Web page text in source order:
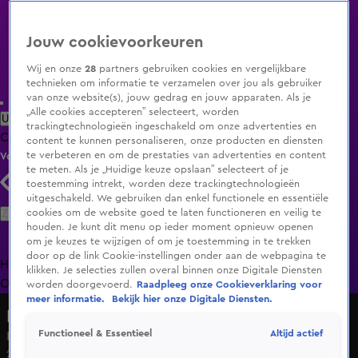
Uitzending Gemist Populaire programma's Zenders Genres
ClipsFilmsRadioSmart TV inlogShop
Volg KIJK
Zoeken
HomeUitzending Gemist Programma's De Bondgenoten
OranjezomerLivestreamsShop
Hoe is het nu met Zee van Paradise Hotel?
22 nov 2024, 11:22
Jouw cookievoorkeuren
Wij en onze28 partners gebruiken cookies en vergelijkbare
technieken om informatie te verzamelen over jou als gebruiker
van onze website(s), jouw gedrag en jouw apparaten. Als je
„Alle cookies accepteren” selecteert, worden
trackingtechnologieën ingeschakeld om onze advertenties en
content te kunnen personaliseren, onze producten en diensten
te verbeteren en om de prestaties van advertenties en content
te meten. Als je „Huidige keuze opslaan” selecteert of je
toestemming intrekt, worden deze trackingtechnologieën
uitgeschakeld. We gebruiken dan enkel functionele en essentiële
cookies om de website goed te laten functioneren en veilig te
houden. Je kunt dit menu op ieder moment opnieuw openen
om je keuzes te wijzigen of om je toestemming in te trekken
door op de link Cookie-instellingen onder aan de webpagina te
klikken. Je selecties zullen overal binnen onze Digitale Diensten
worden doorgevoerd.
Raadpleeg onze Cookieverklaring voor
meer informatie.
Bekijk hier onze Digitale Diensten.
Functioneel & Essentieel Altijd actief